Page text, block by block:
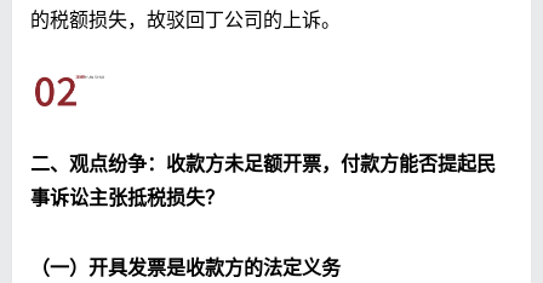
的税额损失，故驳回丁公司的上诉。
二、观点纷争：收款方未足额开票，付款方能否提起民
事诉讼主张抵税损失？
（一）开具发票是收款方的法定义务